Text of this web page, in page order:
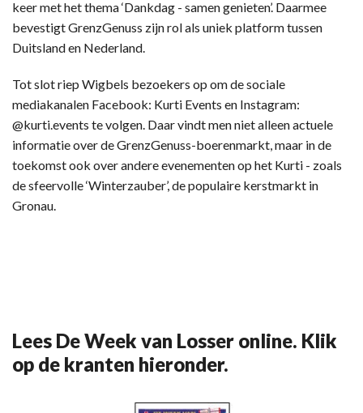
keer met het thema ‘Dankdag - samen genieten’. Daarmee
bevestigt GrenzGenuss zijn rol als uniek platform tussen
Duitsland en Nederland.
Tot slot riep Wigbels bezoekers op om de sociale
mediakanalen Facebook: Kurti Events en Instagram:
@kurti.events te volgen. Daar vindt men niet alleen actuele
informatie over de GrenzGenuss-boerenmarkt, maar in de
toekomst ook over andere evenementen op het Kurti - zoals
de sfeervolle ‘Winterzauber’, de populaire kerstmarkt in
Gronau.
Lees De Week van Losser online. Klik
op de kranten hieronder.